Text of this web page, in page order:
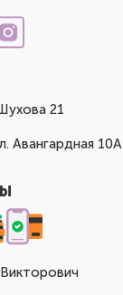
21
Авангардная 10А